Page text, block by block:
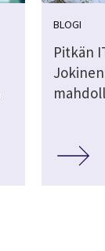
BLOGI
Pitkän